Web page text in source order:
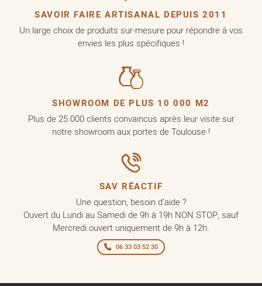
SAVOIR FAIRE ARTISANAL DEPUIS 2011
Un large choix de produits sur-mesure pour répondre à vos
envies les plus spécifiques !
SHOWROOM DE PLUS 10 000 M2
Plus de 25 000 clients convaincus après leur visite sur
notre showroom aux portes de Toulouse !
SAV RÉACTIF
Une question, besoin d’aide ?
Ouvert du Lundi au Samedi de 9h à 19h NON STOP, sauf
Mercredi ouvert uniquement de 9h à 12h.
06 33 03 52 30